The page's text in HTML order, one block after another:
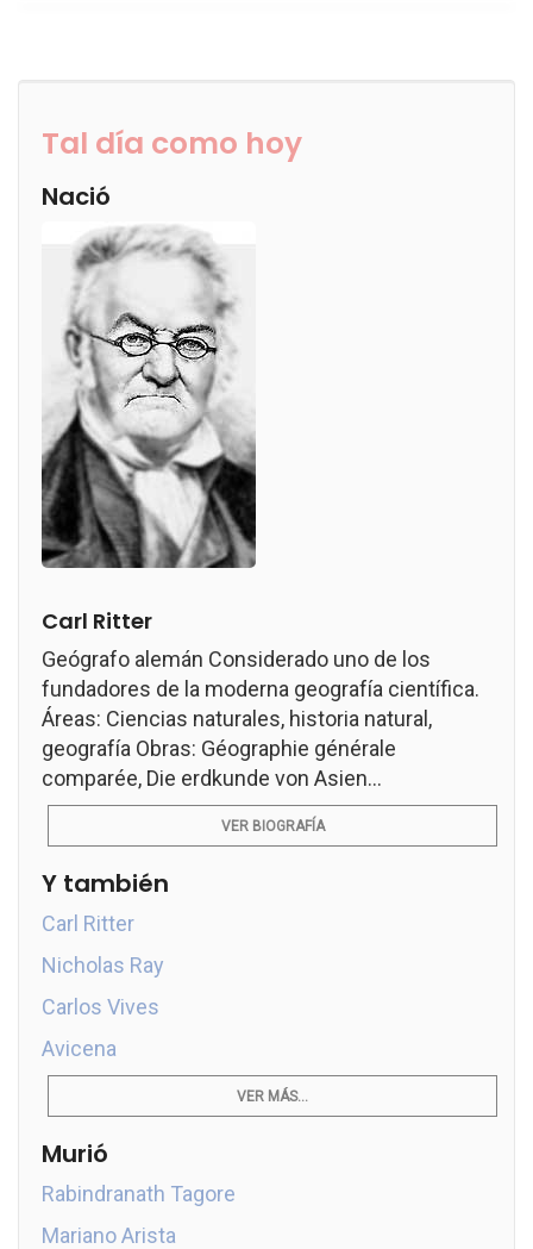
Tal día como hoy
Nació
Carl Ritter
Geógrafo alemán Considerado uno de los
fundadores de la moderna geografía científica.
Áreas: Ciencias naturales, historia natural,
geografía Obras: Géographie générale
comparée, Die erdkunde von Asien...
VER BIOGRAFÍA
Y también
Carl Ritter
Nicholas Ray
Carlos Vives
Avicena
VER MÁS...
Murió
Rabindranath Tagore
Mariano Arista